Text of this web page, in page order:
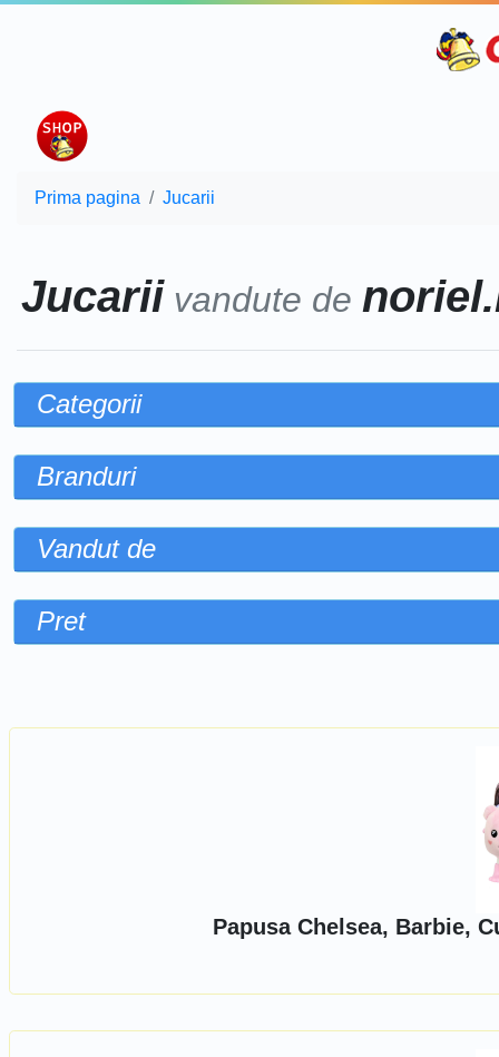
Prima pagina Jucarii
Jucariivandute de
Categorii
Branduri
Vandut de
Pret
Papusa Chelsea, Barbie,